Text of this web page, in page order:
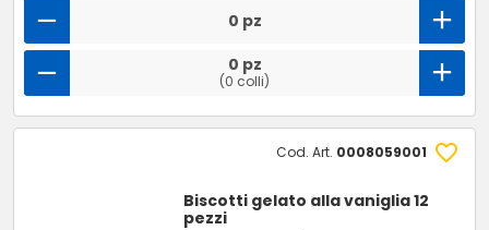
0 pz
0 pz
(0 colli)
Cod. Art. 0008059001
Biscotti gelato alla vaniglia 12
pezzi